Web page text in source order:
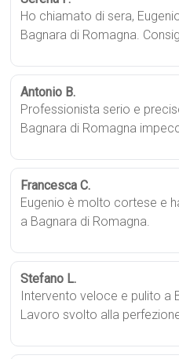
Ho chiamato di sera,
Bagnara di Romagna.
Antonio B.
Professionista serio e
Bagnara di Romagna
Francesca C.
Eugenio è molto cortese e
a Bagnara di Romagna.
Stefano L.
Intervento veloce e pulito a
Lavoro svolto alla